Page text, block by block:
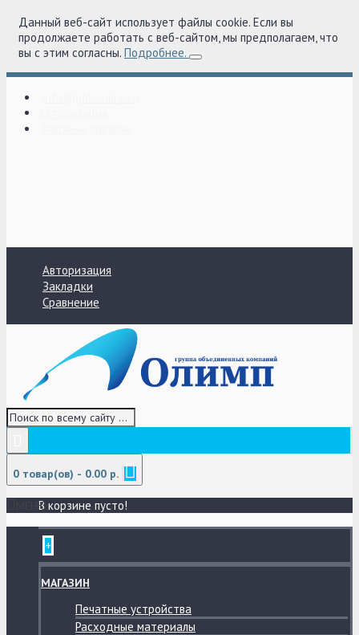
Данный веб-сайт использует файлы cookie. Если вы
продолжаете работать с веб-сайтом, мы предполагаем, что
вы с этим согласны. Подробнее.
Авторизация
Закладки
Сравнение
0 товар(ов) - 0.00 р.
В корзине пусто!
МЕНЮ
+
МАГАЗИН
Печатные устройства
Расходные материалы